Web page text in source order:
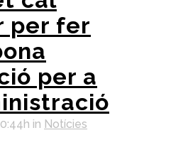
per fer
per a
in Notícies